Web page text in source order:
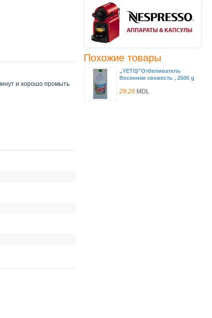
Похожие товары
„YETIŞ”Отбеливатель
Весенняя свежесть , 2500 g
29.29 MDL
и хорошо промыть